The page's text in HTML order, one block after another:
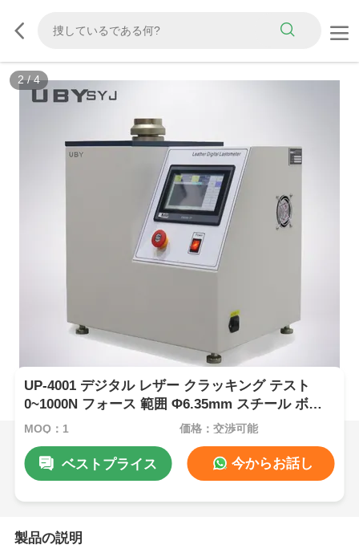
2/4
UP-4001 デジタル レザー クラッキング テスト
0~1000N フォース 範囲 Φ6.35mm スチール ボー
ル と ± 1% フォース 正確性 レザー 粒 伸縮 試験
MOQ：1 価格：交渉可能
ベストプライス 今からお話し
製品の説明